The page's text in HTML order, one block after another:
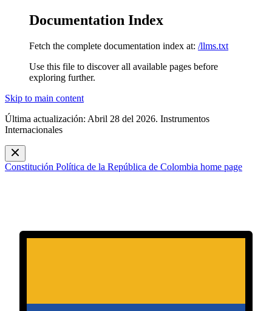
Documentation Index
Fetch the complete documentation index at: /llms.txt
Use this file to discover all available pages before
exploring further.
Skip to main content
Última actualización: Abril 28 del 2026. Instrumentos
Internacionales
Constitución Política de la República de Colombia home page